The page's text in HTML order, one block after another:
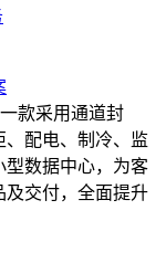
款采用通道封
、配电、制冷、监
型数据中心，为客
及交付，全面提升